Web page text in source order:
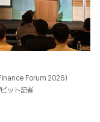
Forum 2026）
ット記者